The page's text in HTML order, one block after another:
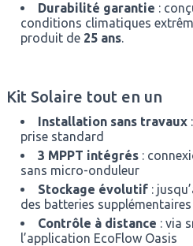
Durabilité garantie :
conditions climatiques
produit de 25 ans.
Kit Solaire tout en un
Installation sans travaux:
prise standard
3 MPPT intégrés:
sans micro-onduleur
Stockage évolutif:
des batteries supplémentaires
Contrôle à distance : via
l’application EcoFlow Oasis